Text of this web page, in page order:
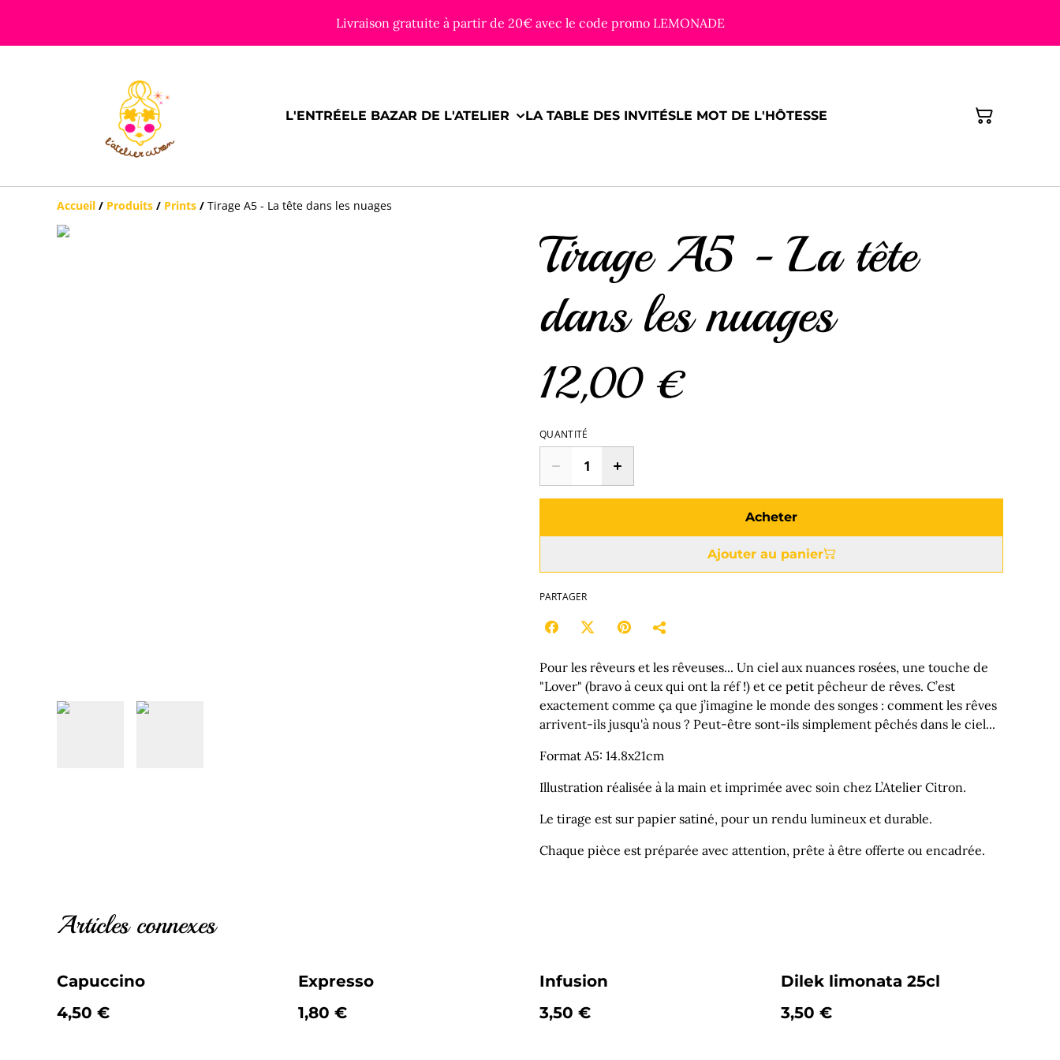
Livraison gratuite à partir de 20€ avec le code promo LEMONADE
L'ENTRÉELE BAZAR DE L'ATELIER LA TABLE DES INVITÉSLE MOT DE L'HÔTESSE
Accueil / Produits / Prints / Tirage A5 - La tête dans les nuages
Tirage A5 - La tête
dans les nuages
12,00 €
QUANTITÉ
Acheter
Ajouter au panier
PARTAGER
Pour les rêveurs et les rêveuses... Un ciel aux nuances rosées, une touche de
"Lover" (bravo à ceux qui ont la réf !) et ce petit pêcheur de rêves. C’est
exactement comme ça que j’imagine le monde des songes : comment les rêves
arrivent-ils jusqu'à nous ? Peut-être sont-ils simplement pêchés dans le ciel...
Format A5: 14.8x21cm
Illustration réalisée à la main et imprimée avec soin chez L’Atelier Citron.
Le tirage est sur papier satiné, pour un rendu lumineux et durable.
Chaque pièce est préparée avec attention, prête à être offerte ou encadrée.
Articles connexes
Capuccino
4,50 €
Expresso
1,80 €
Infusion
3,50 €
Dilek limonata 25cl
3,50 €